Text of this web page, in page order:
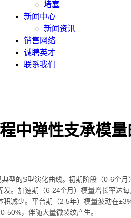
堵塞
新闻中心
新闻资讯
销售网络
诚聘英才
联系我们
中弹性支承模
的S型演化曲线。初期阶段（0-6个月
发。加速期（6-24个月）模量增长率达
积减少。平台期（2-5年）模量波动在
50%，伴随大量微裂纹产生。